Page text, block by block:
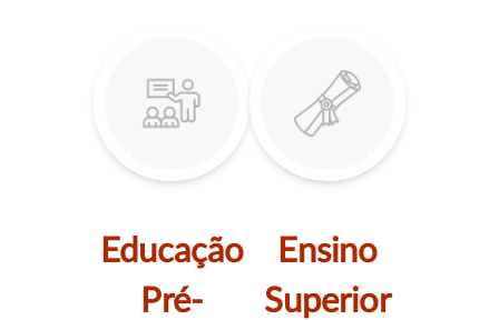
Educação
Pré-
Ensino
Superior